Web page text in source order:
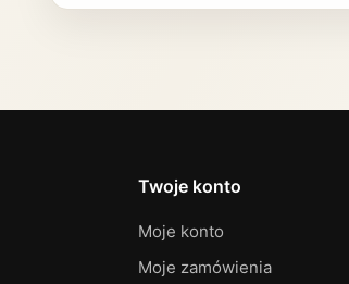
Twoje konto
Moje konto
Moje zamówienia